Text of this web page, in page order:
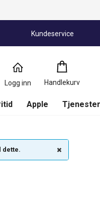
Kundeservice
Logg inn Handlekurv
Handlekurv
0
Produkter
Apple
dette.